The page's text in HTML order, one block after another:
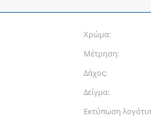
Χρώμα:
Μέτρηση:
Δάχος:
Δείγμα:
Εκτύπωση